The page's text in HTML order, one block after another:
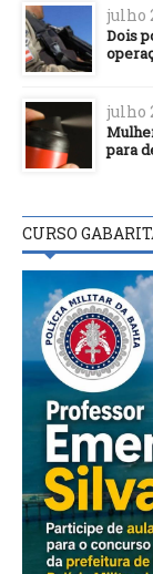
julho
Dois
julho
para
CURSO